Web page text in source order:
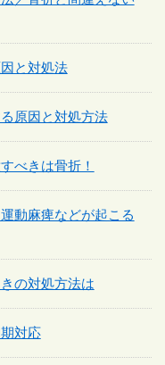
と対処法
原因と対処方法
べきは骨折！
動麻痺などが起こる
の対処方法は
対応